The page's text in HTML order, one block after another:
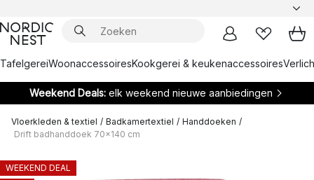
TafelgereiWoonaccessoiresKookgerei & keukenaccessoires
Weekend Deals: elk weekend nieuwe aanbiedingen
Vloerkleden & textiel / Badkamertextiel / Handdoeken /
Drift badhanddoek 70x140 cm
WEEKEND DEAL